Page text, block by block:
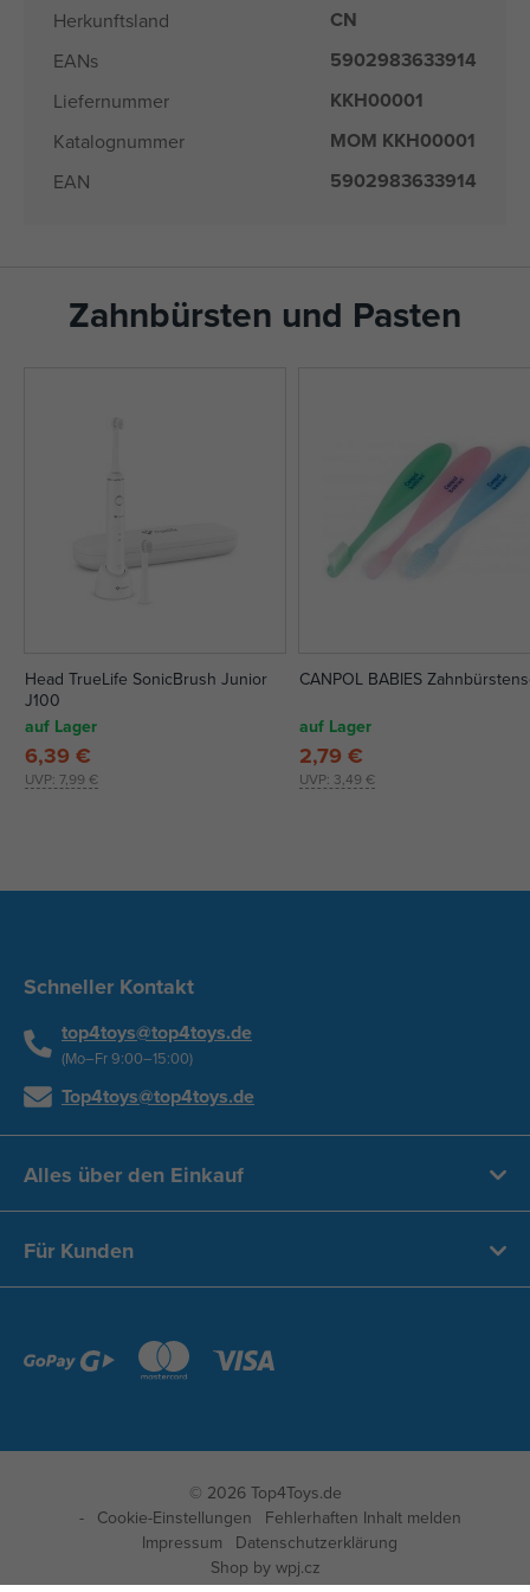
Herkunftsland CN
EANs 5902983633914
Liefernummer KKH00001
Katalognummer MOM KKH00001
EAN 5902983633914
Zahnbürsten und Pasten
Head TrueLife SonicBrush Junior
J100
auf Lager
UVP: 7,99 €
6,39 €
CANPOL BABIES
auf Lager
UVP: 3,49 €
2,79 €
Schneller Kontakt
top4toys@top4toys.de
(Mo–Fr 9:00–15:00)
Top4toys@top4toys.de
Alles über den Einkauf
Für Kunden
© 2026 Top4Toys.de
Cookie-Einstellungen
Fehlerhaften Inhalt melden
Impressum
Datenschutzerklärung
Shop by wpj.cz